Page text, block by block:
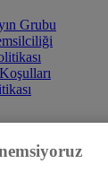
Grubu